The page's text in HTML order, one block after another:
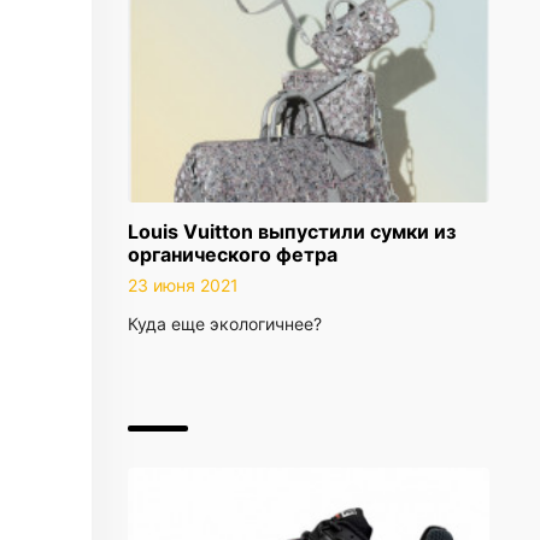
Louis Vuitton выпустили сумки из
органического фетра
23 июня 2021
Куда еще экологичнее?